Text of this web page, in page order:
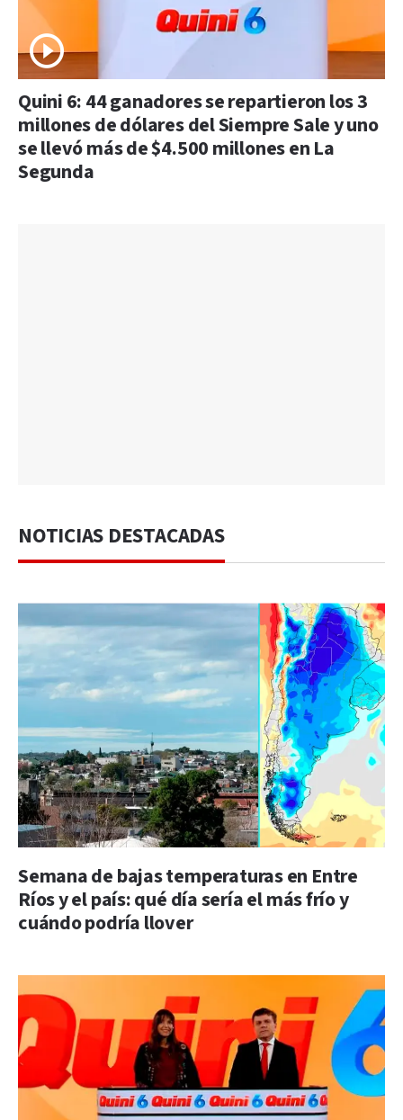
Quini 6: 44 ganadores se repartieron los 3
millones de dólares del Siempre Sale y uno
se llevó más de $4.500 millones en La
Segunda
NOTICIAS DESTACADAS
Semana de bajas temperaturas en Entre
Ríos y el país: qué día sería el más frío y
cuándo podría llover